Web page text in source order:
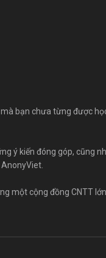
bạn chưa từng được
ý kiến đóng góp, cũng
một cộng đồng CNTT lớn